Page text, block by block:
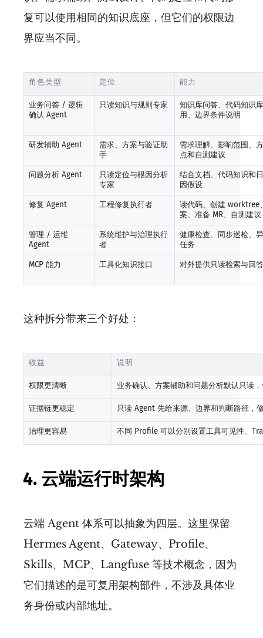
复可以使用相同的知识底座，但它们的权限边
界应当不同。
角色类型 定位 能力
业务问答 / 逻辑
确认 Agent
只读知识与规则专家
知识库问答、代码知识
用、边界条件说明
研发辅助 Agent
需求、方案与验证助
手
需求理解、影响范围、
点和自测建议
问题分析 Agent
只读定位与根因分析
专家
结合文档、代码知识和
因假设
修复 Agent 工程修复执行者
读代码、创建 worktree
案、准备 MR、自测建议
管理 / 运维
Agent
系统维护与治理执行
者
健康检查、同步巡检、
任务
MCP 能力 工具化知识接口 对外提供只读检索与回
这种拆分带来三个好处：
收益 说明
权限更清晰 业务确认、方案辅助和问题分析默认只读
证据链更稳定 只读 Agent 先给来源、边界和判断路径，
治理更容易 不同 Profile 可以分别设置工具可见性、
4. 云端运行时架构
云端 Agent 体系可以抽象为四层。这里保留
Hermes Agent、Gateway、Profile、
Skills、MCP、Langfuse 等技术概念，因为
它们描述的是可复用架构部件，不涉及具体业
务身份或内部地址。